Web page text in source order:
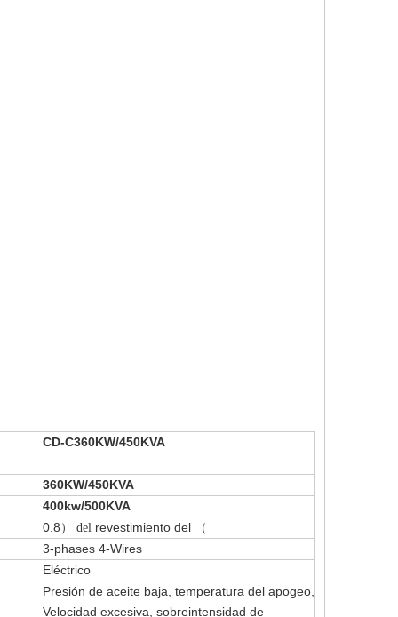
CD-C360KW/450KVA
360KW/450KVA
400kw/500KVA
0.8 ） del revestimiento del （
3-phases 4-Wires
Eléctrico
Presión de aceite baja, temperatura del apogeo,
Velocidad excesiva, sobreintensidad de